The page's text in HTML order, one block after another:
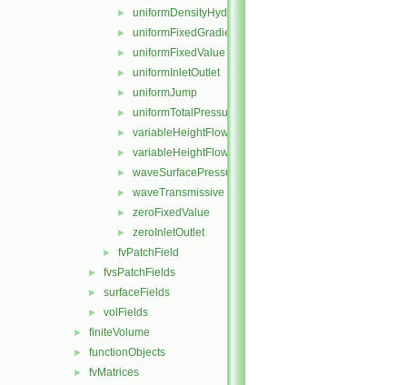
► uniformDensityHydrostaticPressure
► uniformFixedGradient
► uniformFixedValue
► uniformInletOutlet
► uniformJump
► uniformTotalPressure
► variableHeightFlowRate
► variableHeightFlowRateInletVelocity
► waveSurfacePressure
► waveTransmissive
► zeroFixedValue
► zeroInletOutlet
► fvPatchField
► fvsPatchFields
► surfaceFields
► volFields
► finiteVolume
► functionObjects
► fvMatrices